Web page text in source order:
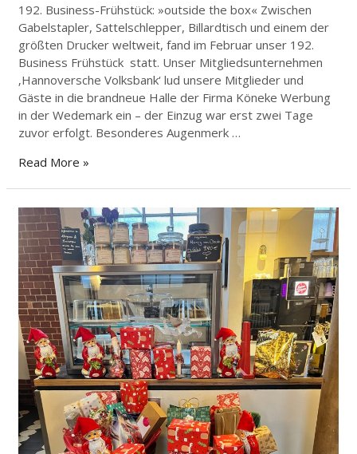
192. Business-Frühstück: »outside the box« Zwischen
Gabelstapler, Sattelschlepper, Billardtisch und einem der
größten Drucker weltweit, fand im Februar unser 192.
Business Frühstück statt. Unser Mitgliedsunternehmen
‚Hannoversche Volksbank‘ lud unsere Mitglieder und
Gäste in die brandneue Halle der Firma Köneke Werbung
in der Wedemark ein – der Einzug war erst zwei Tage
zuvor erfolgt. Besonderes Augenmerk …
Read More »